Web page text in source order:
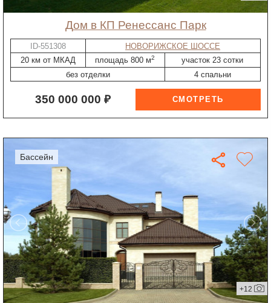
дом в КП Ренессанс Парк
ID-551308
НОВОРИЖСКОЕ ШОССЕ
20 км от МКАД
площадь 800 м2
участок 23 сотки
без отделки
4 спальни
350 000 000 ₽
бассейн
+12